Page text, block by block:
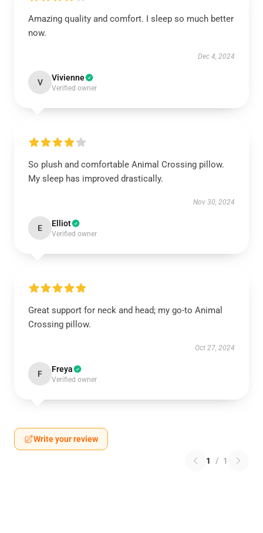
Amazing quality and comfort. I sleep so much better
now.
Dec 4, 2024
V Vivienne
Verified owner
So plush and comfortable Animal Crossing pillow.
My sleep has improved drastically.
Nov 30, 2024
E Elliot
Verified owner
Great support for neck and head; my go-to Animal
Crossing pillow.
Oct 27, 2024
F Freya
Verified owner
Write your review
1 / 1